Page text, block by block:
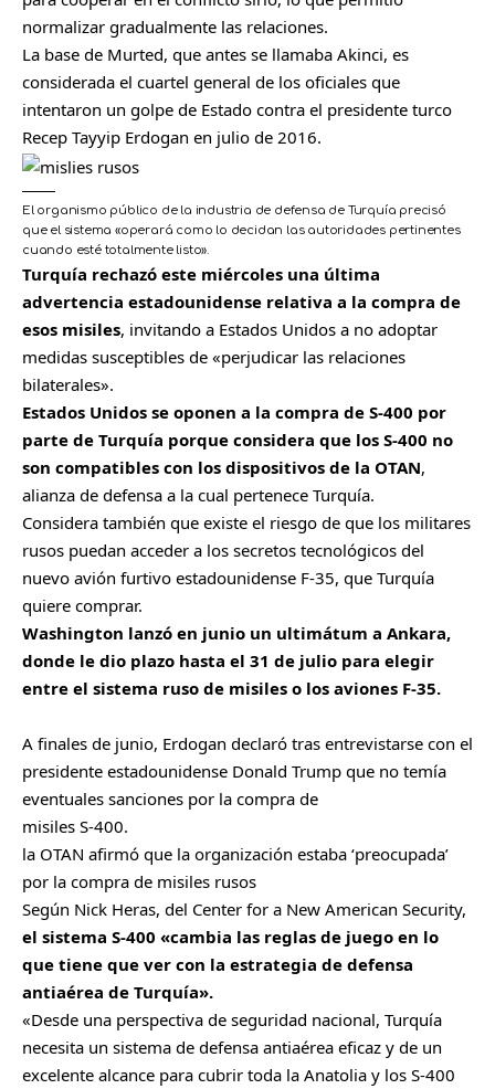
normalizar gradualmente las relaciones.
La base de Murted, que antes se llamaba Akinci, es
considerada el cuartel general de los oficiales que
intentaron un golpe de Estado contra el presidente turco
Recep Tayyip Erdogan en julio de 2016.
El organismo público de la industria de defensa de Turquía precisó
que el sistema «operará como lo decidan las autoridades pertinentes
cuando esté totalmente listo».
Turquía rechazó este miércoles una última
advertencia estadounidense relativa a la compra de
esos misiles, invitando a Estados Unidos a no adoptar
medidas susceptibles de «perjudicar las relaciones
bilaterales».
Estados Unidos se oponen a la compra de S-400 por
parte de Turquía porque considera que los S-400 no
son compatibles con los dispositivos de la OTAN,
alianza de defensa a la cual pertenece Turquía.
Considera también que existe el riesgo de que los militares
rusos puedan acceder a los secretos tecnológicos del
nuevo avión furtivo estadounidense F-35, que Turquía
quiere comprar.
Washington lanzó en junio un ultimátum a Ankara,
donde le dio plazo hasta el 31 de julio para elegir
entre el sistema ruso de misiles o los aviones F-35.
A finales de junio, Erdogan declaró tras entrevistarse con el
presidente estadounidense Donald Trump que no temía
eventuales sanciones por la compra de
misiles S-400.
la OTAN afirmó que la organización estaba ‘preocupada’
por la compra de misiles rusos
Según Nick Heras, del Center for a New American Security,
el sistema S-400 «cambia las reglas de juego en lo
que tiene que ver con la estrategia de defensa
antiaérea de Turquía».
«Desde una perspectiva de seguridad nacional, Turquía
necesita un sistema de defensa antiaérea eficaz y de un
excelente alcance para cubrir toda la Anatolia y los S-400